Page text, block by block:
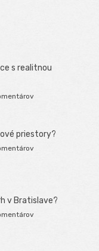
s realitnou
priestory?
v Bratislave?